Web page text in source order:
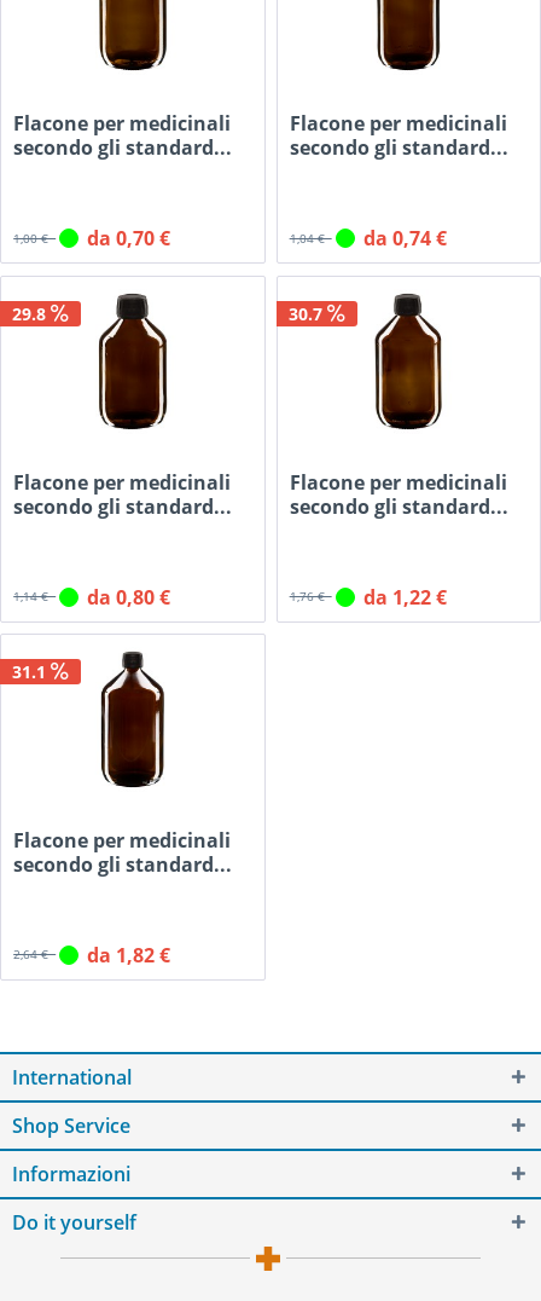
Flacone per medicinali
secondo gli standard...
1,00 € da 0,70 €
Flacone per medicinali
secondo gli standard...
1,04 € da 0,74 €
29.8
Flacone per medicinali
secondo gli standard...
1,14 € da 0,80 €
30.7
Flacone per medicinali
secondo gli standard...
1,76 € da 1,22 €
31.1
Flacone per medicinali
secondo gli standard...
2,64 € da 1,82 €
International
Shop Service
Informazioni
Do it yourself